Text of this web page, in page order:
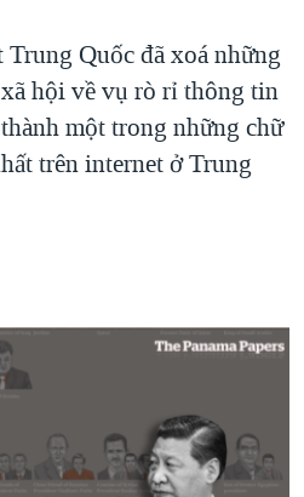
Quốc đã xoá những
hội về vụ rò rỉ thông tin
một trong những chữ
trên internet ở Trung